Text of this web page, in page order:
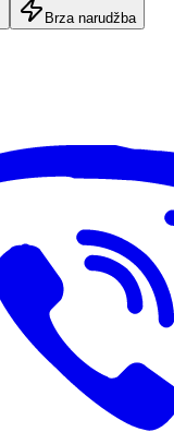
Brza narudžba